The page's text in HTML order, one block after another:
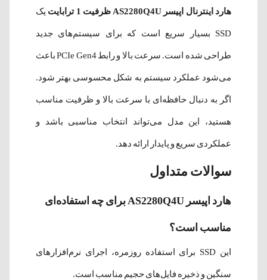
هارد اینترنال اپیسر AS2280Q4U ظرفیت 1 ترابایت یک
SSD بسیار سریع است که برای سیستم‌های جدید
طراحی شده است. سرعت بالا و رابط PCIe Gen4 باعث
می‌شود عملکرد سیستم به شکل محسوسی بهتر شود.
اگر به دنبال حافظه‌ای با سرعت بالا و ظرفیت مناسب
هستید، این مدل می‌تواند انتخاب مناسبی باشد و
عملکردی سریع و پایدار ارائه دهد.
سوالات متداول
هارد اپیسر AS2280Q4U برای چه استفاده‌ای
مناسب است؟
این SSD برای استفاده روزمره، اجرای نرم‌افزارهای
سنگین و ذخیره فایل‌های حجیم مناسب است.